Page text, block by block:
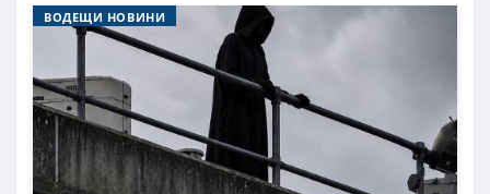
ВОДЕЩИ НОВИНИ